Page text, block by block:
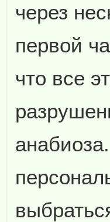
через
первой
что все